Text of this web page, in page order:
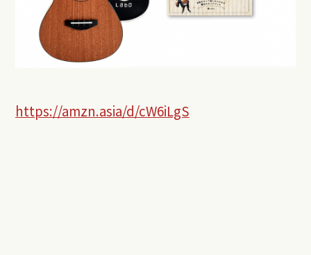
https://amzn.asia/d/cW6iLgS